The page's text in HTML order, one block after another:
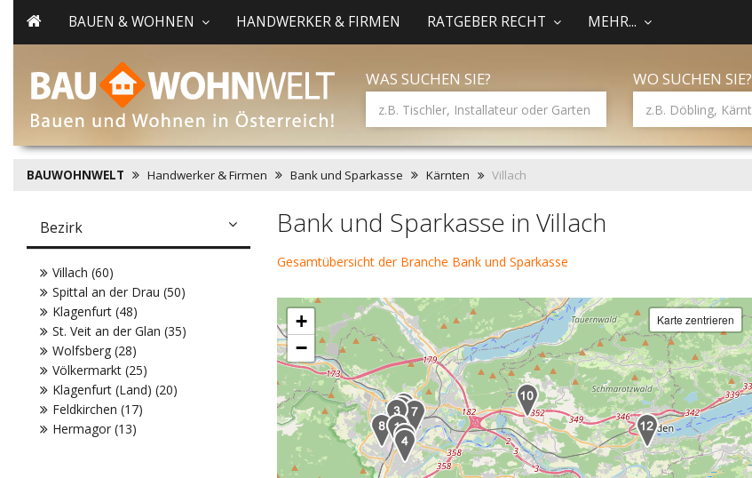
BAUEN & WOHNEN HANDWERKER & FIRMEN RATGEBER RECHT MEHR...
WAS SUCHEN SIE? WO SUCHEN SIE?
BAUWOHNWELT Handwerker & Firmen Bank und Sparkasse Kärnten Villach
Bank und Sparkasse in Villach
Gesamtübersicht der Branche Bank und Sparkasse
+
−
Karte zentrieren
Bezirk
Villach (60)
Spittal an der Drau (50)
Klagenfurt (48)
St. Veit an der Glan (35)
Wolfsberg (28)
Völkermarkt (25)
Klagenfurt (Land) (20)
Feldkirchen (17)
Hermagor (13)